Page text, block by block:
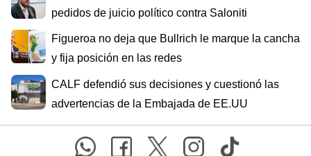
pedidos de juicio político contra Saloniti
Figueroa no deja que Bullrich le marque la cancha
y fija posición en las redes
CALF defendió sus decisiones y cuestionó las
advertencias de la Embajada de EE.UU